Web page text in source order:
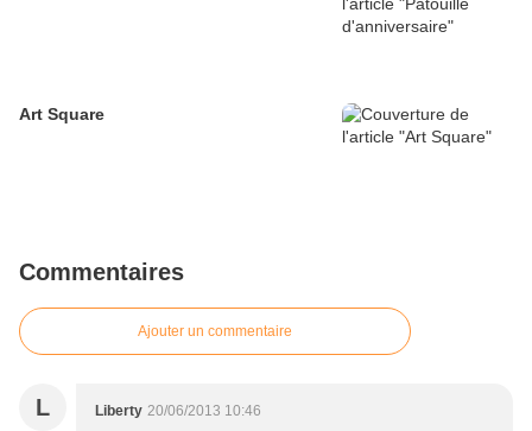
Art Square
Commentaires
Ajouter un commentaire
L Liberty 20/06/2013 10:46